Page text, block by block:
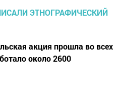
акция прошла во всех
около 2600